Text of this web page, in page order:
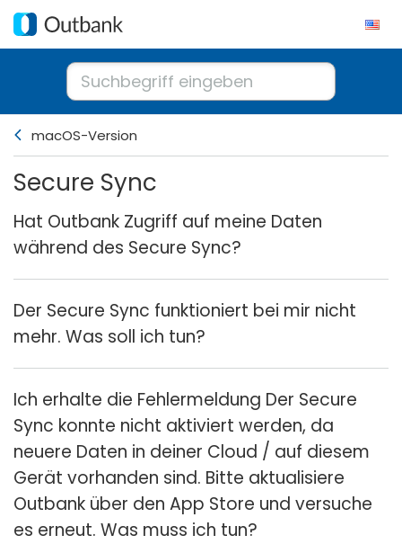
macOS-Version
Secure Sync
Hat Outbank Zugriff auf meine Daten
während des Secure Sync?
Der Secure Sync funktioniert bei mir nicht
mehr. Was soll ich tun?
Ich erhalte die Fehlermeldung Der Secure
Sync konnte nicht aktiviert werden, da
neuere Daten in deiner Cloud / auf diesem
Gerät vorhanden sind. Bitte aktualisiere
Outbank über den App Store und versuche
es erneut. Was muss ich tun?